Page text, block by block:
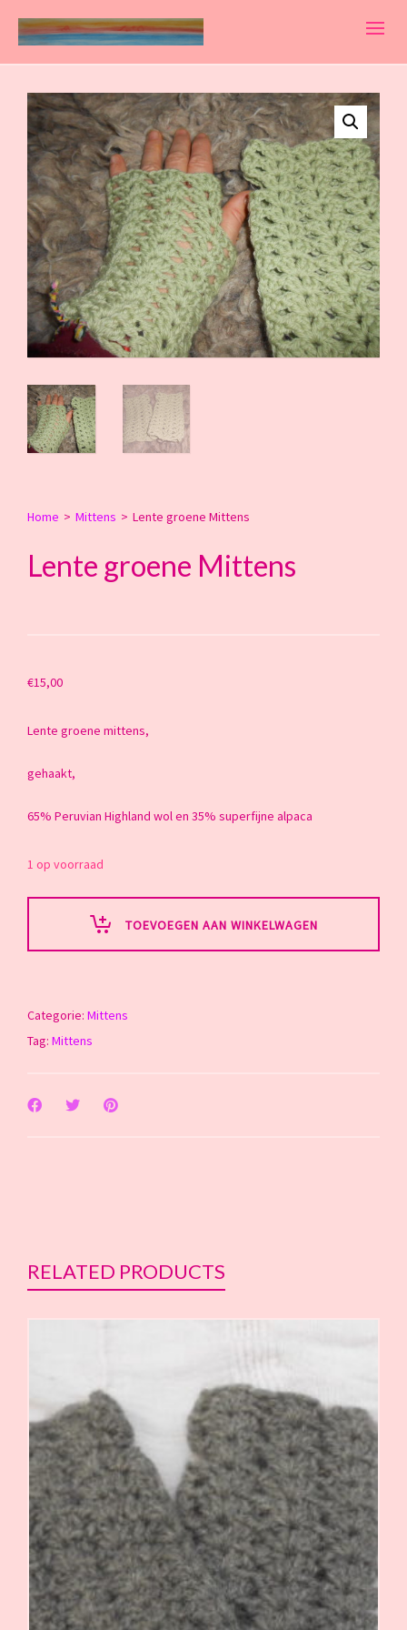
Home > Mittens > Lente groene Mittens
Lente groene Mittens
€15,00
Lente groene mittens,
gehaakt,
65% Peruvian Highland wol en 35% superfijne alpaca
1 op voorraad
TOEVOEGEN AAN WINKELWAGEN
Categorie: Mittens
Tag: Mittens
RELATED PRODUCTS